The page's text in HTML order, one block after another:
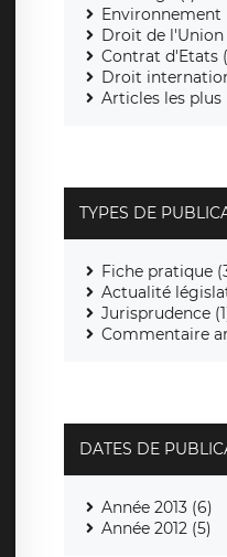
Environnement
Droit de l'Union
Contrat d'Etats
Droit
Articles les plus
TYPES DE
Fiche pratique
Actualité
Jurisprudence
Commentaire
DATES DE
Année 2013 (6)
Année 2012 (5)